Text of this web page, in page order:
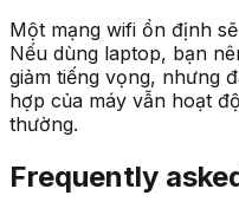
Một mạng wifi ổn định
Nếu dùng laptop, bạn
giảm tiếng vọng, nhưng
hợp của máy vẫn hoạt
thường.
Frequently